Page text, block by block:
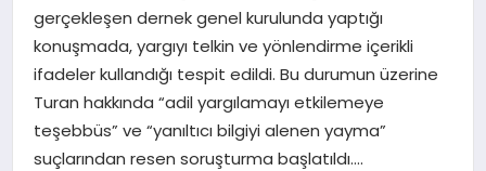
gerçekleşen dernek genel kurulunda yaptığı
konuşmada, yargıyı telkin ve yönlendirme içerikli
ifadeler kullandığı tespit edildi. Bu durumun üzerine
Turan hakkında “adil yargılamayı etkilemeye
teşebbüs” ve “yanıltıcı bilgiyi alenen yayma”
suçlarından resen soruşturma başlatıldı….